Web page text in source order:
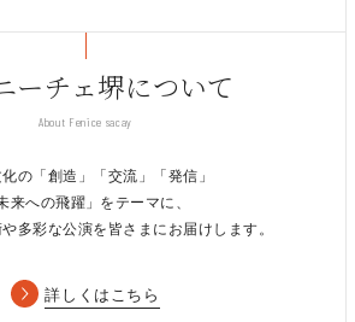
ーチェ堺について
About Fenice sacay
の「創造」「交流」「発信」
来への飛躍」をテーマに、
多彩な公演を皆さまにお届けします。
詳しくはこちら